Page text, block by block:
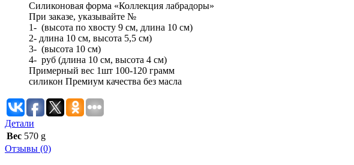
Силиконовая форма «Коллекция лабрадоры»
При заказе, указывайте №
1- (высота по хвосту 9 см, длина 10 см)
2- длина 10 см, высота 5,5 см)
3- (высота 10 см)
4- руб (длина 10 см, высота 4 см)
Примерный вес 1шт 100-120 грамм
силикон Премиум качества без масла
Детали
Вес 570 g
Отзывы (0)